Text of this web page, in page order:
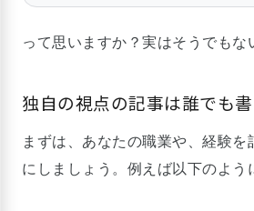
って思いますか？実はそうでもな
独自の視点の記事は誰でも
まずは、あなたの職業や、経験を
にしましょう。例えば以下のよう